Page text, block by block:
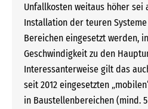
Unfallkosten weitaus höher
Installation der teuren
Bereichen eingesetzt werden,
Geschwindigkeit zu den
Interessanterweise gilt das
seit 2012 eingesetzten
in Baustellenbereichen (mind.